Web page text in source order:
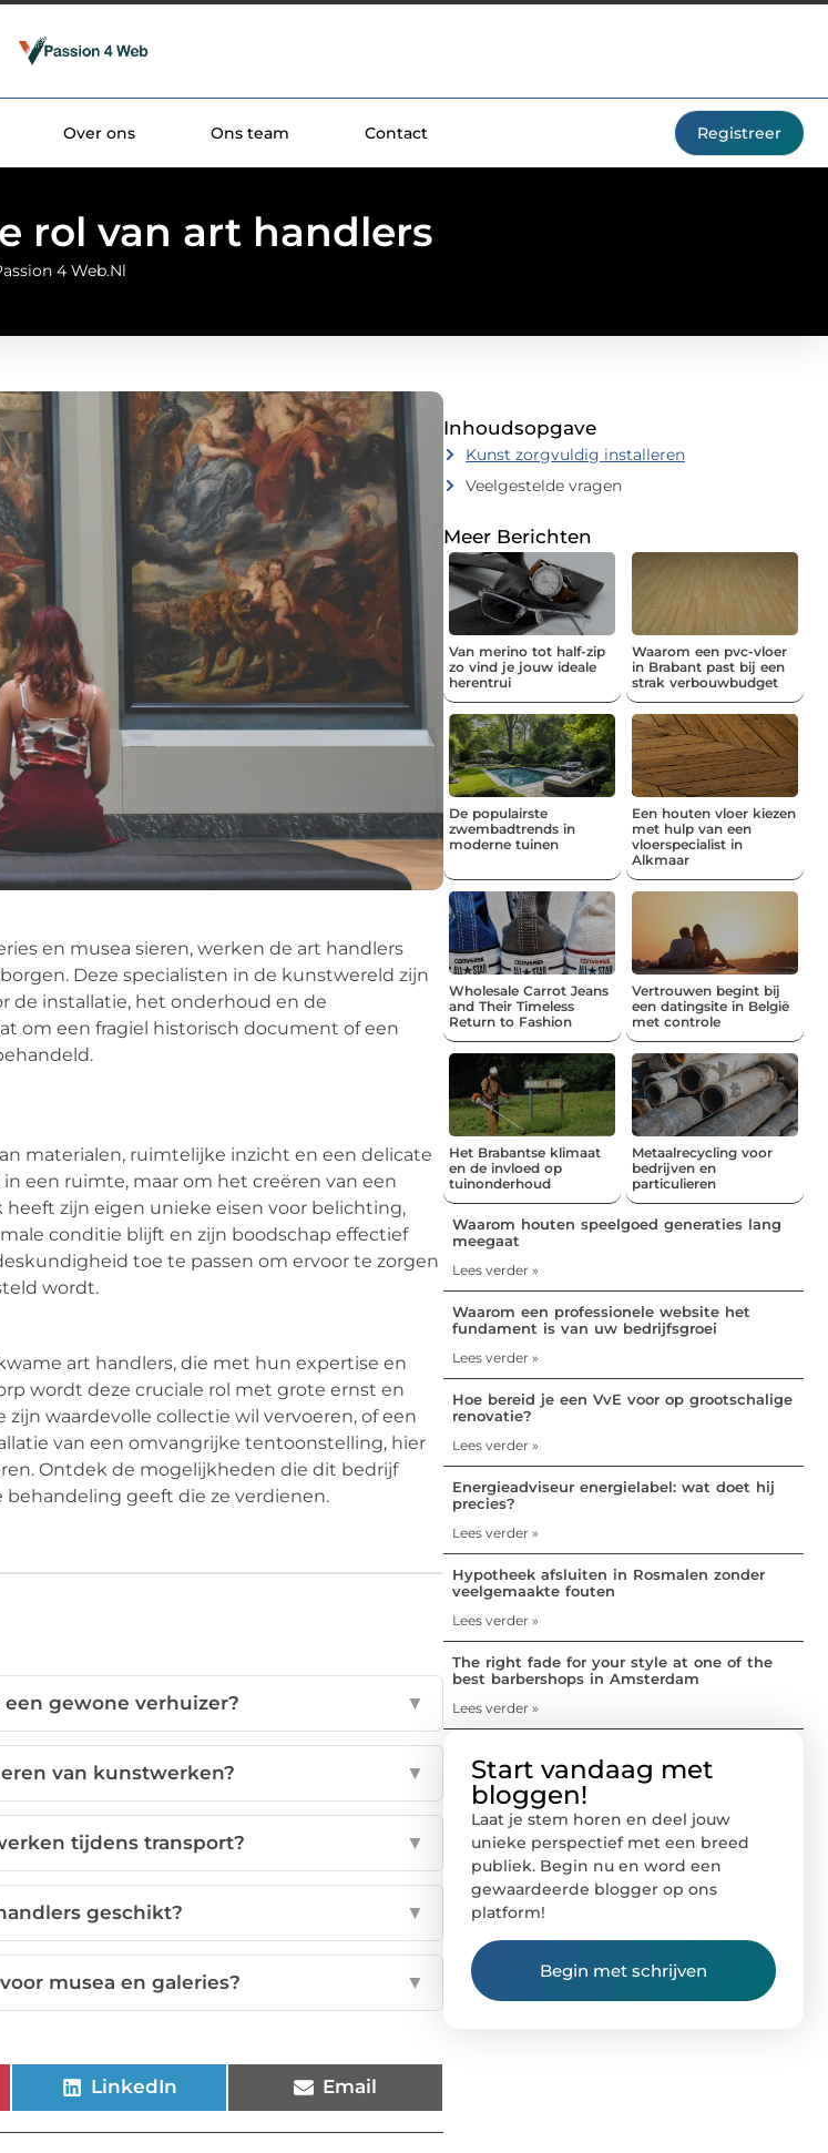
Over ons Ons team Contact Registreer
rol van art handlers
4 Web.nl
en musea sieren, werken de art handlers
Deze specialisten in de kunstwereld zijn
de installatie, het onderhoud en de
om een fragiel historisch document of een
materialen, ruimtelijke inzicht en een delicate
een ruimte, maar om het creëren van een
zijn eigen unieke eisen voor belichting,
conditie blijft en zijn boodschap effectief
toe te passen om ervoor te zorgen
wordt.
art handlers, die met hun expertise en
wordt deze cruciale rol met grote ernst en
waardevolle collectie wil vervoeren, of een
van een omvangrijke tentoonstelling, hier
Ontdek de mogelijkheden die dit bedrijf
geeft die ze verdienen.
gewone verhuizer? ▼
van kunstwerken? ▼
tijdens transport? ▼
geschikt? ▼
musea en galeries? ▼
LinkedIn Email
Inhoudsopgave
Kunst zorgvuldig installeren
Veelgestelde vragen
Meer Berichten
Van merino tot half-zip
zo vind je jouw ideale
herentrui
Waarom een pvc-vloer
in Brabant past bij een
strak verbouwbudget
De populairste
zwembadtrends in
moderne tuinen
Een houten vloer kiezen
met hulp van een
vloerspecialist in
Alkmaar
Wholesale Carrot Jeans
and Their Timeless
Return to Fashion
Vertrouwen begint bij
een datingsite in België
met controle
Het Brabantse klimaat
en de invloed op
tuinonderhoud
Metaalrecycling voor
bedrijven en
particulieren
Waarom houten speelgoed generaties lang
meegaat
Lees verder »
Waarom een professionele website het
fundament is van uw bedrijfsgroei
Lees verder »
Hoe bereid je een VvE voor op grootschalige
renovatie?
Lees verder »
Energieadviseur energielabel: wat doet hij
precies?
Lees verder »
Hypotheek afsluiten in Rosmalen zonder
veelgemaakte fouten
Lees verder »
The right fade for your style at one of the
best barbershops in Amsterdam
Lees verder »
Start vandaag met
bloggen!
Laat je stem horen en deel jouw
unieke perspectief met een breed
publiek. Begin nu en word een
gewaardeerde blogger op ons
platform!
Begin met schrijven